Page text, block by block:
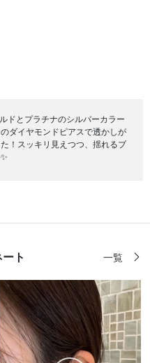
ドとプラチナのシルバーカラー
ダイヤモンドピアスで透かしが
！スッキリ見えつつ、揺れるブ
ト 一覧